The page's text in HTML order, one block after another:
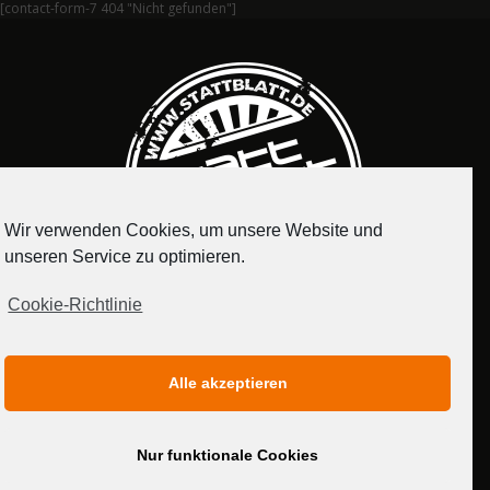
[contact-form-7 404 "Nicht gefunden"]
MEDIADATEN
Wir verwenden Cookies, um unsere Website und
unseren Service zu optimieren.
Cookie-Richtlinie
Alle akzeptieren
Nur funktionale Cookies